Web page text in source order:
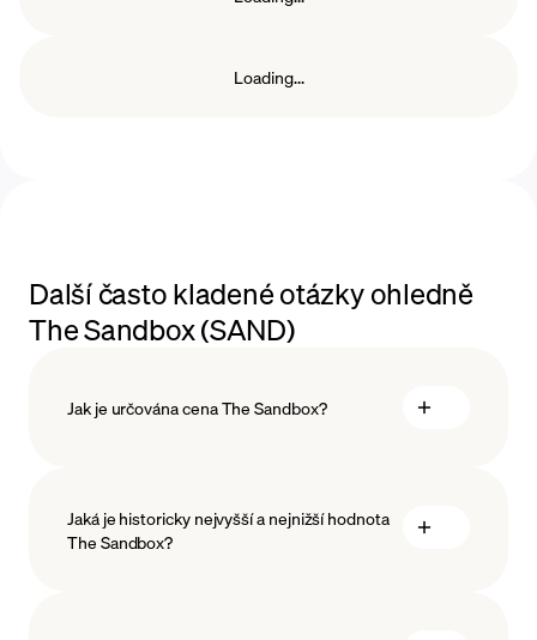
Loading...
Další často kladené otázky ohledně
The Sandbox (SAND)
Jak je určována cena The Sandbox?
blockchainové technologie
Jaká je historicky nejvyšší a nejnižší hodnota
The Sandbox?